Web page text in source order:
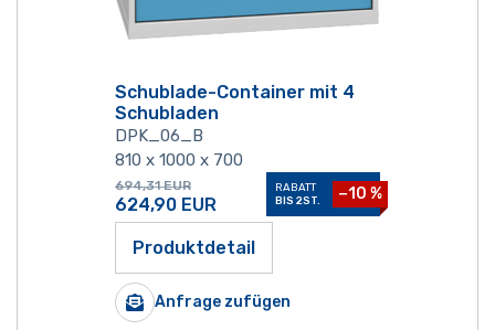
Schublade-Container mit 4
Schubladen
DPK_06_B
810 x 1000 x 700
694,31 EUR
624,90 EUR
RABATT
BIS 2ST.
−10 %
Produktdetail
Anfrage zufügen